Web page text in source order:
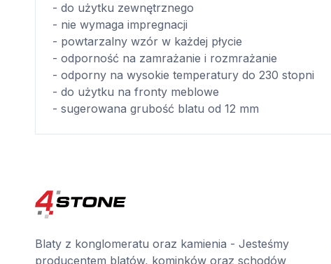
- do użytku zewnętrznego
- nie wymaga impregnacji
- powtarzalny wzór w każdej płycie
- odporność na zamrażanie i rozmrażanie
- odporny na wysokie temperatury do 230 stopni
- do użytku na fronty meblowe
- sugerowana grubość blatu od 12 mm
Blaty z konglomeratu oraz kamienia - Jesteśmy
producentem blatów, kominków oraz schodów